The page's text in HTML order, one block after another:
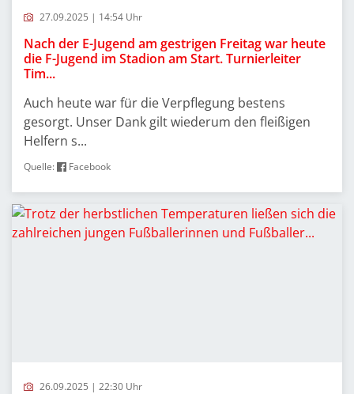
27.09.2025 | 14:54 Uhr
Nach der E-Jugend am gestrigen Freitag war heute
die F-Jugend im Stadion am Start. Turnierleiter
Tim...
Auch heute war für die Verpflegung bestens
gesorgt. Unser Dank gilt wiederum den fleißigen
Helfern s...
Quelle: Facebook
26.09.2025 | 22:30 Uhr